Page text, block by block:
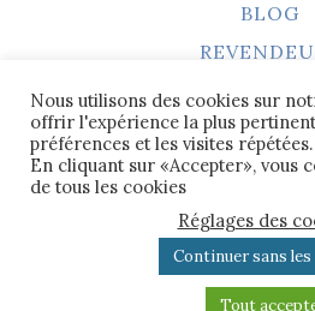
BLOG
Photos et créations
réservés
Nous utilisons des cookies sur
offrir l'expérience la plus
préférences et les visites répétées.
En cliquant sur «Accepter», vous
de tous les cookies
Réglages des
Continuer sans
Tout